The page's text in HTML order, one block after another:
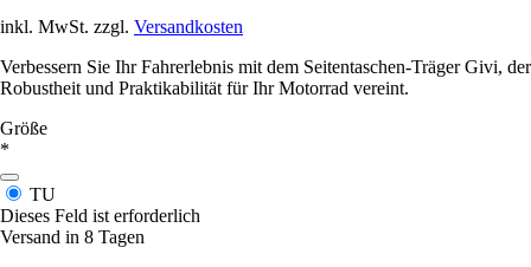
inkl. MwSt. zzgl. Versandkosten
Verbessern Sie Ihr Fahrerlebnis mit dem Seitentaschen-Träger Givi, der
Robustheit und Praktikabilität für Ihr Motorrad vereint.
Größe
*
TU
Dieses Feld ist erforderlich
Versand in 8 Tagen